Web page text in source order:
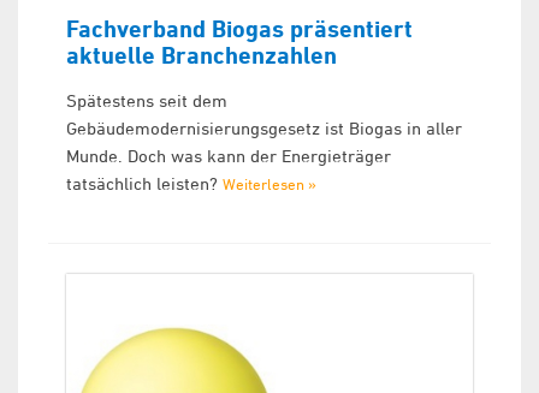
Fachverband Biogas präsentiert
aktuelle Branchenzahlen
Spätestens seit dem
Gebäudemodernisierungsgesetz ist Biogas in aller
Munde. Doch was kann der Energieträger
tatsächlich leisten? Weiterlesen »